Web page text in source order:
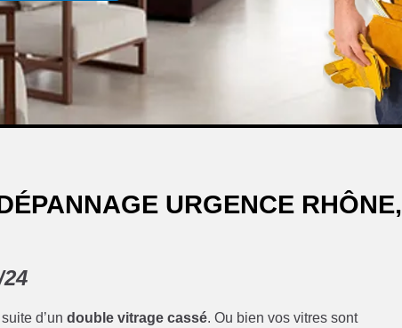
URGENCE RHÔNE,
d’undouble vitrage cassé. Ou bien vos vitres sont